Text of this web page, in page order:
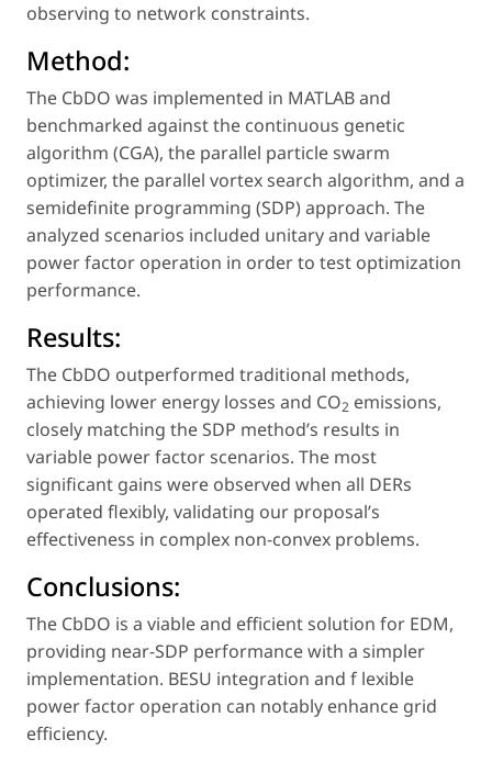
observing to network constraints.
Method:
The CbDO was implemented in MATLAB and
benchmarked against the continuous genetic
algorithm (CGA), the parallel particle swarm
optimizer, the parallel vortex search algorithm, and a
semidefinite programming (SDP) approach. The
analyzed scenarios included unitary and variable
power factor operation in order to test optimization
performance.
Results:
The CbDO outperformed traditional methods,
achieving lower energy losses and CO2 emissions,
closely matching the SDP method’s results in
variable power factor scenarios. The most
significant gains were observed when all DERs
operated flexibly, validating our proposal’s
effectiveness in complex non-convex problems.
Conclusions:
The CbDO is a viable and efficient solution for EDM,
providing near-SDP performance with a simpler
implementation. BESU integration and f lexible
power factor operation can notably enhance grid
efficiency.